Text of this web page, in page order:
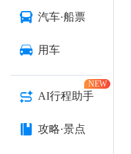
汽车·船票
用车
AI行程助手
NEW
攻略·景点